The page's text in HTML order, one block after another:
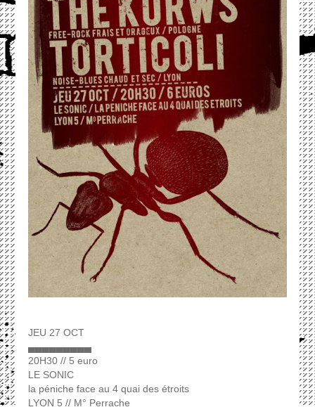
JEU 27 OCT
▄▄▄▄▄▄▄▄▄
20H30 // 5 euro
LE SONIC
la péniche face au 4 quai des étroits
LYON 5 // M° Perrache